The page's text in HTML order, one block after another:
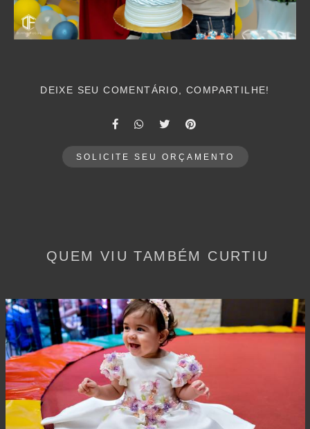
DEIXE SEU COMENTÁRIO, COMPARTILHE!
SOLICITE SEU ORÇAMENTO
QUEM VIU TAMBÉM CURTIU